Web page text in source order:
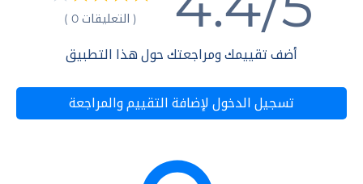
( التعليقات 0 )
أضف تقييمك ومراجعتك حول هذا التطبيق
تسجيل الدخول لإضافة التقييم والمراجعة